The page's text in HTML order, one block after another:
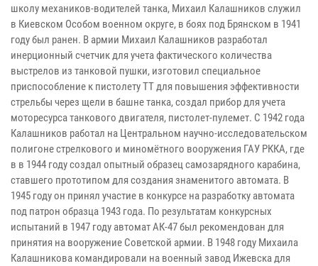
школу механиков-водителей танка, Михаил Калашников служил
в Киевском Особом военном округе, в боях под Брянском в 1941
году был ранен. В армии Михаил Калашников разработал
инерционный счетчик для учета фактического количества
выстрелов из танковой пушки, изготовил специальное
приспособление к пистолету ТТ для повышения эффективности
стрельбы через щели в башне танка, создал прибор для учета
моторесурса танкового двигателя, пистолет-пулемет. С 1942 года
Калашников работал на Центральном научно-исследовательском
полигоне стрелкового и миномётного вооружения ГАУ РККА, где
в в 1944 году создал опытный образец самозарядного карабина,
ставшего прототипом для создания знаменитого автомата. В
1945 году он принял участие в конкурсе на разработку автомата
под патрон образца 1943 года. По результатам конкурсных
испытаний в 1947 году автомат АК-47 был рекомендован для
принятия на вооружение Советской армии. В 1948 году Михаила
Калашникова командировали на военный завод Ижевска для